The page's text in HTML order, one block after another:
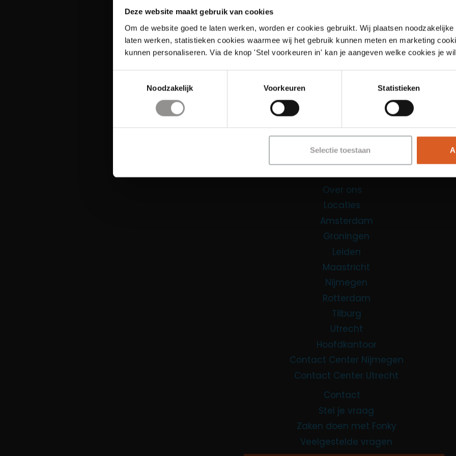
Deze website maakt gebruik van cookies
Om de website goed te laten werken, worden er cookies gebruikt. Wij plaatsen
laten werken, statistieken cookies waarmee wij het gebruik kunnen meten en marketing
kunnen personaliseren. Via de knop 'Stel voorkeuren in' kan je aangeven welke cookies je
Noodzakelijk
Voorkeuren Statistieken
Selectie toestaan
Contact Center Agent
Promotiemedewerker
Over ons
Locaties
Amsterdam
Groningen
Leiden
Maastricht
Nijmegen
Rotterdam
Tilburg
Utrecht
Hoofdkantoor
Contact Center Nijmegen
Contact Center Utrecht
Contact
Stel je vraag
Zaken doen met Fonky
Veelgestelde vragen